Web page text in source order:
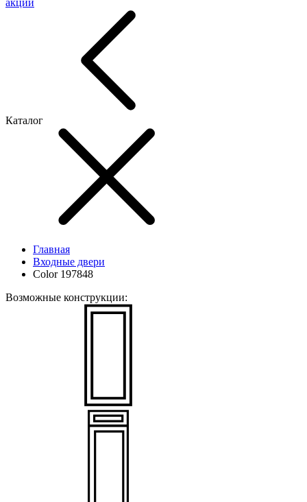
акции
Каталог
Главная
Входные двери
Color 197848
Возможные конструкции: